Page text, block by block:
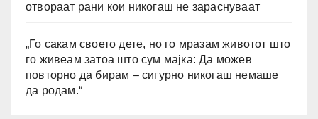
отвораат рани кои никогаш не зараснуваат
„Го сакам своето дете, но го мразам животот што
го живеам затоа што сум мајка: Да можев
повторно да бирам – сигурно никогаш немаше
да родам.“